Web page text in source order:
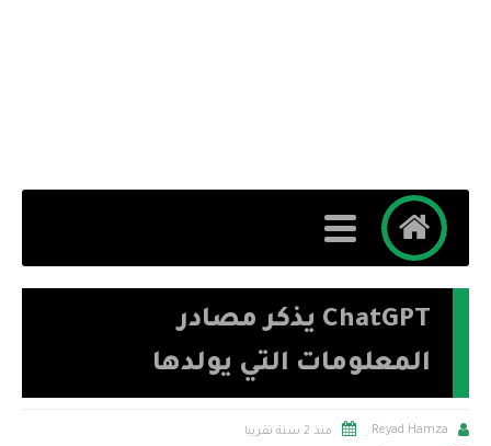
ChatGPT يذكر مصادر
المعلومات التي يولدها

Reyad Hamza
 منذ 2 سنة تقريبا